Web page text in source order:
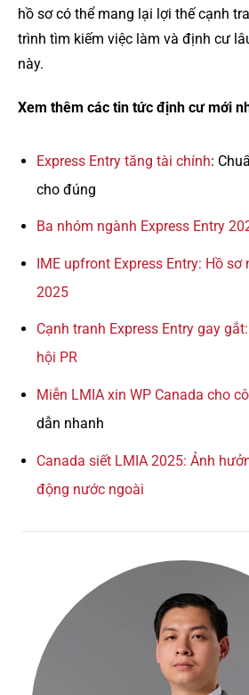
hồ sơ có thể mang lại lợi thế cạnh
trình tìm kiếm việc làm và định cư
này.
Xem thêm các tin tức định cư mới
Express Entry tăng tài chính:
cho đúng
Ba nhóm ngành Express Entry
IME upfront Express Entry: Hồ
2025
Cạnh tranh Express Entry gay
hội PR
Miễn LMIA xin WP Canada cho
dẫn nhanh
Canada siết LMIA 2025: Ảnh
động nước ngoài